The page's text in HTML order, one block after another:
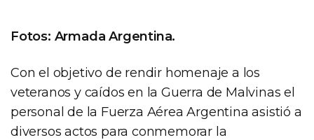
Fotos: Armada Argentina.
Con el objetivo de rendir homenaje a los
veteranos y caídos en la Guerra de Malvinas el
personal de la Fuerza Aérea Argentina asistió a
diversos actos para conmemorar la